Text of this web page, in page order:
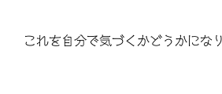
これを自分で気づくかどうかにな